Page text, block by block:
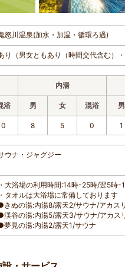
怒川温泉(加水・加温・循環ろ過)
り（男女ともあり（時間交代含む）・
内湯
浴 男 女 混浴 男
0 8 5 0 1
ウナ・ジャグジー
・大浴場の利用時間:14時-25時/翌5時-
・タオルは大浴場に常備しております
きぬの湯:内湯8/露天2/サウナ/アカス
渓谷の湯:内湯5/露天3/サウナ/アカス
夢見の湯:内湯2/露天1/サウナ